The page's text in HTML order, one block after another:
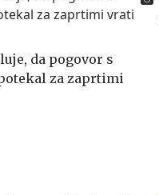
da pogovor s
za zaprtimi